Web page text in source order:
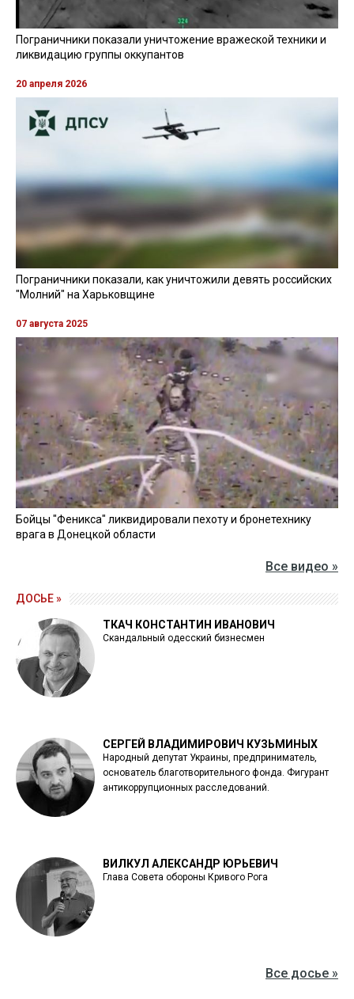
Пограничники показали уничтожение вражеской техники и
ликвидацию группы оккупантов
20 апреля 2026
Пограничники показали, как уничтожили девять российских
"Молний" на Харьковщине
07 августа 2025
Бойцы "Феникса" ликвидировали пехоту и бронетехнику
врага в Донецкой области
Все видео »
ДОСЬЕ »
ТКАЧ КОНСТАНТИН ИВАНОВИЧ
Скандальный одесский бизнесмен
СЕРГЕЙ ВЛАДИМИРОВИЧ КУЗЬМИНЫХ
Народный депутат Украины, предприниматель,
основатель благотворительного фонда. Фигурант
антикоррупционных расследований.
ВИЛКУЛ АЛЕКСАНДР ЮРЬЕВИЧ
Глава Совета обороны Кривого Рога
Все досье »